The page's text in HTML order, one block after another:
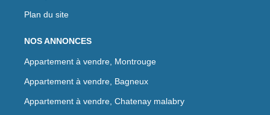
Plan du site
NOS ANNONCES
Appartement à vendre, Montrouge
Appartement à vendre, Bagneux
Appartement à vendre, Chatenay malabry